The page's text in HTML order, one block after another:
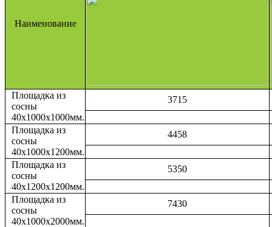
Наименование
Площадка из
сосны
40х1000х1000мм.
3715
Площадка из
сосны
40х1000х1200мм.
4458
Площадка из
сосны
40х1200х1200мм.
5350
Площадка из
сосны
40х1000х2000мм.
7430